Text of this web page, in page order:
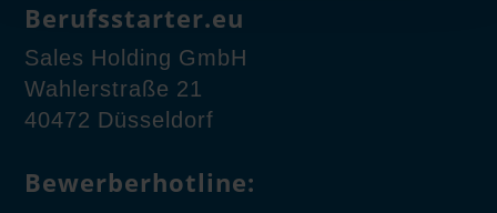
Berufsstarter.eu
Sales Holding GmbH
Wahlerstraße 21
40472 Düsseldorf
Bewerberhotline: